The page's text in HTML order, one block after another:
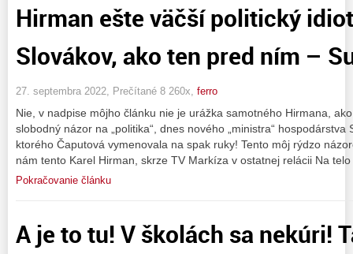
Hirman ešte väčší politický
Slovákov, ako ten pred ním –
27. septembra 2022, Prečítané 8 260x, ferro
Nie, v nadpise môjho článku nie je urážka samotného Hirmana,
slobodný názor na „politika“, dnes nového „ministra“
ktorého Čaputová vymenovala na spak ruky! Tento môj rýdzo
nám tento Karel Hirman, skrze TV Markíza v ostatnej relácii Na
Pokračovanie článku
A je to tu! V školách sa nekúri!